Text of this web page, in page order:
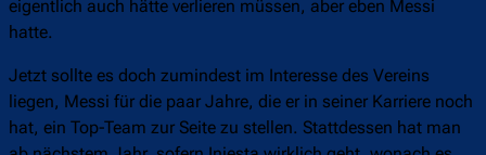
eigentlich auch hätte verlieren müssen, aber eben Messi
hatte.
Jetzt sollte es doch zumindest im Interesse des Vereins
liegen, Messi für die paar Jahre, die er in seiner Karriere noch
hat, ein Top-Team zur Seite zu stellen. Stattdessen hat man